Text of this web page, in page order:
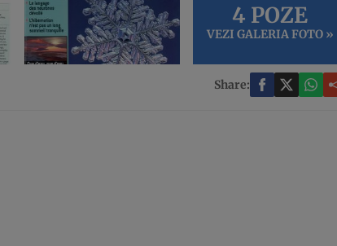
4 POZE
VEZI GALERIA FOTO »
Share: